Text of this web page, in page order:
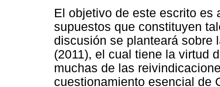
El objetivo de este escrito es
supuestos que constituyen
discusión se planteará sobre
(2011), el cual tiene la virtud
muchas de las
cuestionamiento esencial de